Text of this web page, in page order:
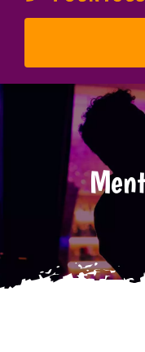
Accueil
L’association
Les concerts
Photos
Tarifs